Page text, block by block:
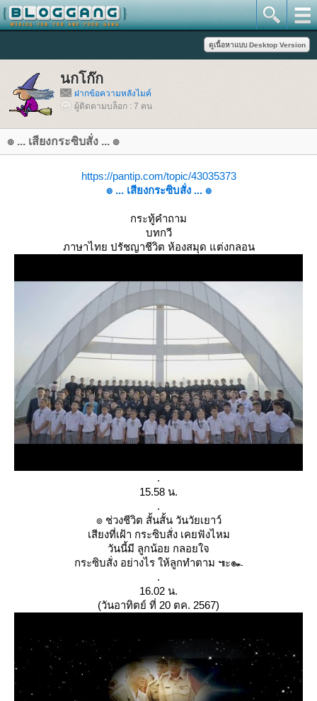
นกโก๊ก
ฝากข้อความหลังไมค์
ผู้ติดตามบล็อก : 7 คน
๏ ... เสียงกระซิบสั่ง ... ๏
https://pantip.com/topic/43035373
๏ ... เสียงกระซิบสั่ง ... ๏
กระทู้คำถาม
บทกวี
ภาษาไทย ปรัชญาชีวิต ห้องสมุด แต่งกลอน
.
15.58 น.
.
๏ ช่วงชีวิต สั้นสั้น วันวัยเยาว์
เสียงที่เฝ้า กระซิบสั่ง เคยฟังไหม
วันนี้มี ลูกน้อย กลอยใจ
กระซิบสั่ง อย่างไร ให้ลูกทำตาม ๚ะ๛
.
16.02 น.
(วันอาทิตย์ ที่ 20 ตค. 2567)